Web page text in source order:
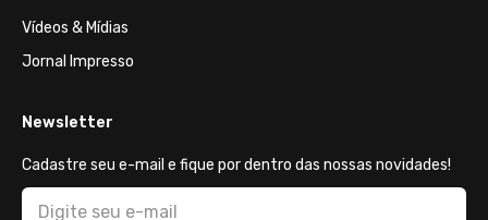
Vídeos & Mídias
Jornal Impresso
Newsletter
Cadastre seu e-mail e fique por dentro das nossas novidades!